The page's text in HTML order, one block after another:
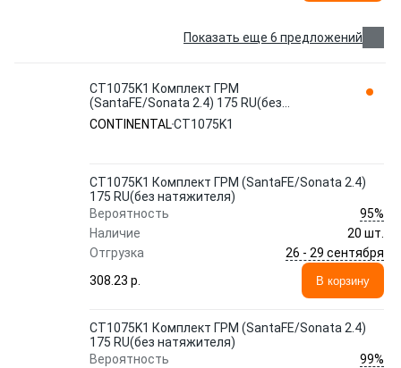
Показать еще 6 предложений
CT1075K1 Комплект ГРМ
(SantaFE/Sonata 2.4) 175 RU(без
натяжителя) CONTINENTAL
CONTINENTALCT1075K1
CT1075K1 Комплект ГРМ (SantaFE/Sonata 2.4)
175 RU(без натяжителя)
Вероятность
95%
Наличие
20 шт.
Отгрузка
26 - 29 сентября
308.23 p.
В корзину
CT1075K1 Комплект ГРМ (SantaFE/Sonata 2.4)
175 RU(без натяжителя)
Вероятность
99%